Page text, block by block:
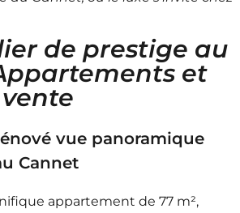
de prestige au
et
vue panoramique
Cannet
appartement de 77 m²,